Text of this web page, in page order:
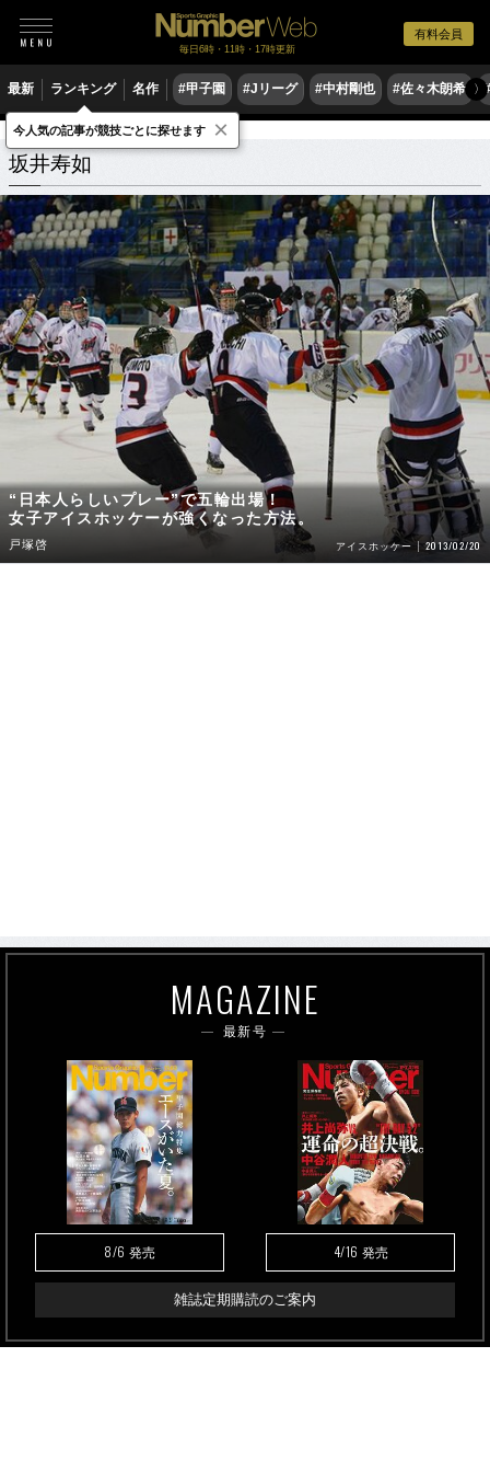
有料会員
毎日6時・11時・17時更新
最新 ランキング 名作 #甲子園 #Jリーグ #中村剛也 #佐々木朗希 〉
坂井寿如 関連記事
坂井寿如
“日本人らしいプレー”で五輪出場！
女子アイスホッケーが強くなった方法。
戸塚啓 アイスホッケー 2013/02/20
MAGAZINE
最新号
8/6 発売 4/16 発売
雑誌定期購読のご案内
今人気の記事が競技ごとに探せます ×